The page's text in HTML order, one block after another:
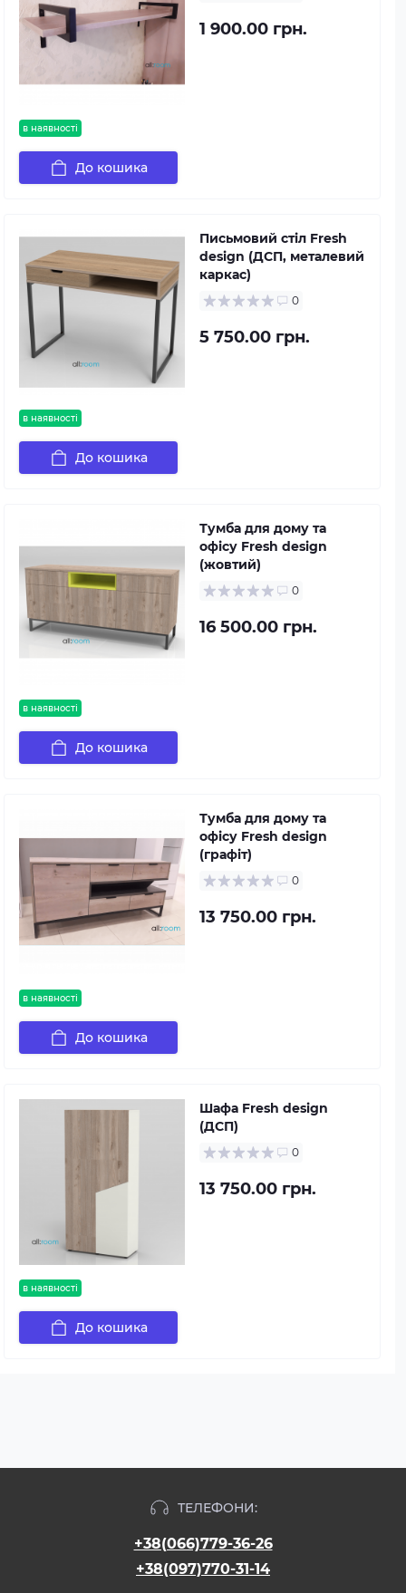
в наявності
1 900.00 грн.
До кошика
в наявності
Письмовий стіл Fresh
design (ДСП, металевий
каркас)
0
5 750.00 грн.
До кошика
в наявності
Тумба для дому та
офісу Fresh design
(жовтий)
0
16 500.00 грн.
До кошика
в наявності
Тумба для дому та
офісу Fresh design
(графіт)
0
13 750.00 грн.
До кошика
в наявності
Шафа Fresh design
(ДСП)
0
13 750.00 грн.
До кошика
ТЕЛЕФОНИ:
+38(066)779-36-26
+38(097)770-31-14